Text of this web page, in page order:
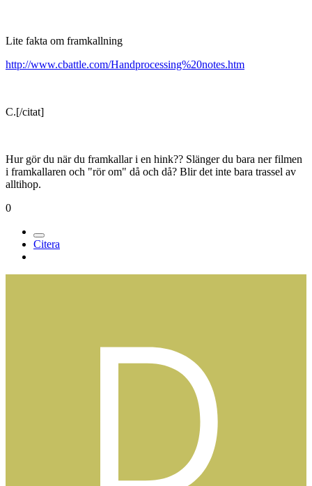
Lite fakta om framkallning
http://www.cbattle.com/Handprocessing%20notes.htm
C.[/citat]
Hur gör du när du framkallar i en hink?? Slänger du bara ner filmen
i framkallaren och "rör om" då och då? Blir det inte bara trassel av
alltihop.
0
Citera